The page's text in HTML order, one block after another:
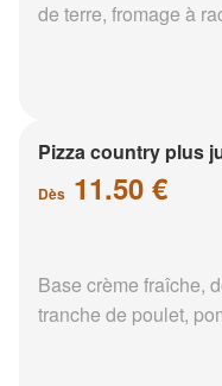
de terre, fromage à
Pizza country plus
Dès 11.50 €
Base crème fraîche,
tranche de poulet,